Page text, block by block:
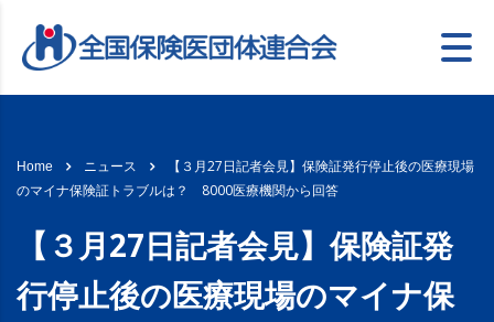
Home ニュース
【３月27日記者会見】保険証発行停止後の医療現場
のマイナ保険証トラブルは？ 8000医療機関から回答
【３月27日記者会見】保険証発
行停止後の医療現場のマイナ保